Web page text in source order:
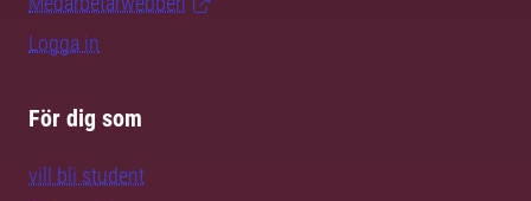
Logga in
För dig som
vill bli student